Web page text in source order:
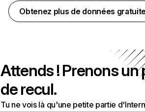
Obtenez plus de données
Attends ! Prenons un
de recul.
Tu ne vois là qu'une petite partie